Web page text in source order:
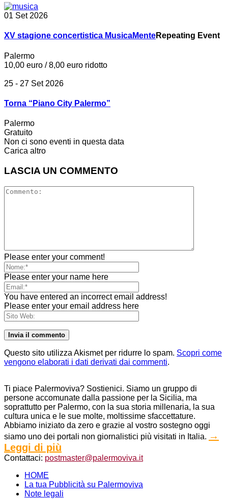
01 Set 2026
XV stagione concertistica MusicaMenteRepeating Event
Palermo
10,00 euro / 8,00 euro ridotto
25 - 27 Set 2026
Torna “Piano City Palermo”
Palermo
Gratuito
Non ci sono eventi in questa data
Carica altro
LASCIA UN COMMENTO
Please enter your comment!
Please enter your name here
You have entered an incorrect email address!
Please enter your email address here
Questo sito utilizza Akismet per ridurre lo spam. Scopri come
vengono elaborati i dati derivati dai commenti.
Ti piace Palermoviva? Sostienici. Siamo un gruppo di
persone accomunate dalla passione per la Sicilia, ma
soprattutto per Palermo, con la sua storia millenaria, la sua
cultura unica e le sue molte, moltissime sfaccettature.
Abbiamo iniziato da zero e grazie al vostro sostegno oggi
siamo uno dei portali non giornalistici più visitati in Italia. →
Leggi di più
Contattaci: postmaster@palermoviva.it
HOME
La tua Pubblicità su Palermoviva
Note legali